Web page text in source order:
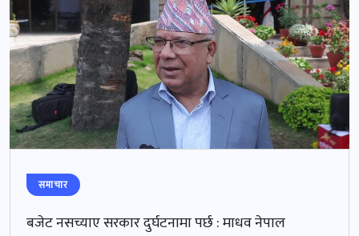
समाचार
बजेट नसच्याए सरकार दुर्घटनामा पर्छ : माधव नेपाल